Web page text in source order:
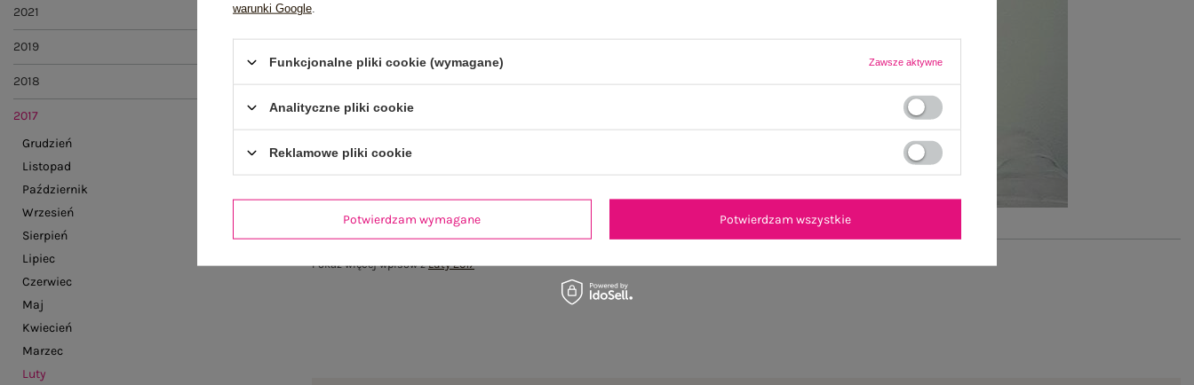
2021
2019
2018
2017
Grudzień
Listopad
Październik
Wrzesień
Sierpień
Lipiec
Czerwiec
Maj
Kwiecień
Marzec
Luty
Pokaż więcej wpisów zLuty 2017
warunki Google
Funkcjonalne pliki cookie (wymagane) Zawsze aktywne
Analityczne pliki cookie
Reklamowe pliki cookie
Potwierdzam wymagane Potwierdzam wszystkie